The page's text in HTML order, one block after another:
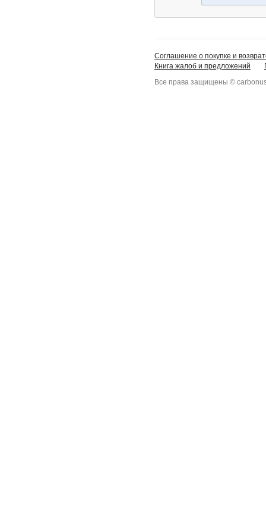
Соглашение о покупке и
Книга жалоб и предложений
Все права защищены ©